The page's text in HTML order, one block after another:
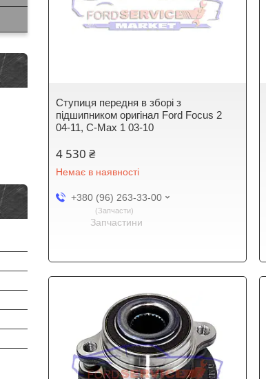
Ступиця передня в зборі з
підшипником оригінал Ford Focus 2
04-11, C-Max 1 03-10
4 530 ₴
Немає в наявності
+380 (96) 263-33-00
Запчасти
Запчастини